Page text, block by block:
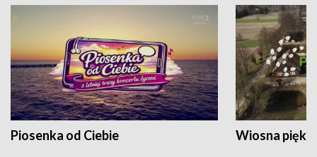
Piosenka od Ciebie Wiosna